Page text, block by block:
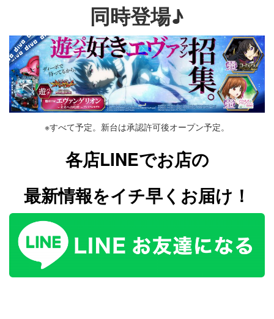
同時登場♪
※すべて予定。新台は承認許可後オープン予定。
各店LINEでお店の
最新情報をイチ早くお届け！